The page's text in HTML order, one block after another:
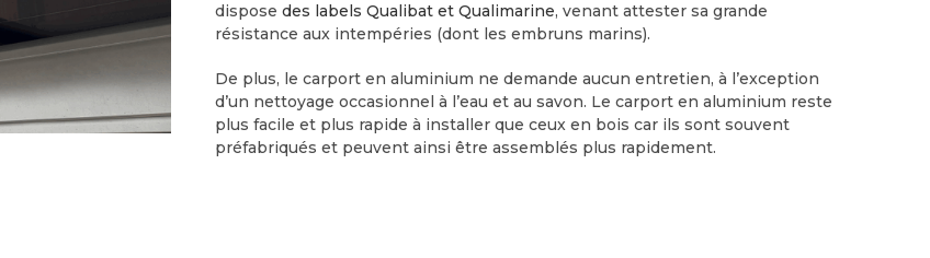
dispose des labels Qualibat et Qualimarine, venant attester sa grande
résistance aux intempéries (dont les embruns marins).
De plus, le carport en aluminium ne demande aucun entretien, à l’exception
d’un nettoyage occasionnel à l’eau et au savon. Le carport en aluminium reste
plus facile et plus rapide à installer que ceux en bois car ils sont souvent
préfabriqués et peuvent ainsi être assemblés plus rapidement.